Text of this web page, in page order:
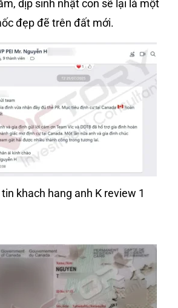
dịp sinh nhật con sẽ lại là một
đẹp đẽ trên đất mới.
khach hang anh K review 1